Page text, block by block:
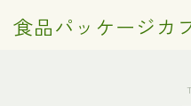
食品パッケージカ